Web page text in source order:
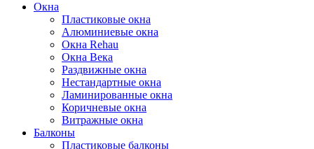
Окна
Пластиковые окна
Алюминиевые окна
Окна Rehau
Окна Века
Раздвижные окна
Нестандартные окна
Ламинированные окна
Коричневые окна
Витражные окна
Балконы
Пластиковые балконы